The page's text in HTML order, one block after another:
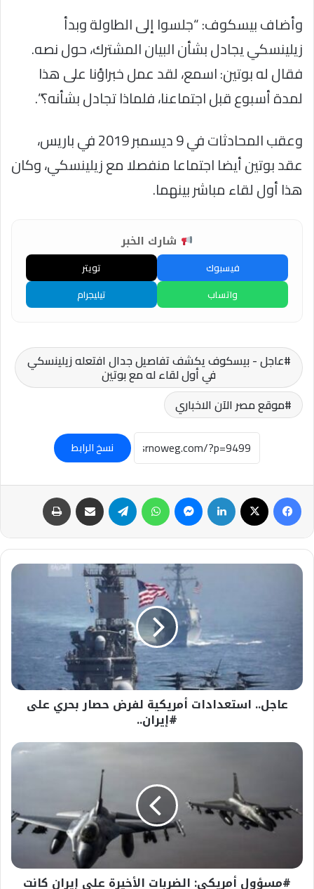
وأضاف بيسكوف: “جلسوا إلى الطاولة وبدأ
زيلينسكي يجادل بشأن البيان المشترك، حول نصه.
فقال له بوتين: اسمع، لقد عمل خبراؤنا على هذا
لمدة أسبوع قبل اجتماعنا، فلماذا تجادل بشأنه؟”.
وعقب المحادثات في 9 ديسمبر 2019 في باريس،
عقد بوتين أيضا اجتماعا منفصلا مع زيلينسكي، وكان
هذا أول لقاء مباشر بينهما.
شارك الخبر
فيسبوك
تويتر
واتساب
تيليجرام
عاجل - بيسكوف يكشف تفاصيل جدال افتعله زيلينسكي
في أول لقاء له مع بوتين
موقع مصر الآن الاخباري
نسخ الرابط
فيسبوك لينكدإن ماسنجر واتساب تيلقرام مشاركة عبر البريد
عاجل..
بحري
#إيران..
عاجل.. استعدادات أمريكية لفرض حصار بحري على
#إيران..
#مسؤول
على
إيران
من
السابقة
#مسؤول أمريكي: الضربات الأخيرة على إيران كانت